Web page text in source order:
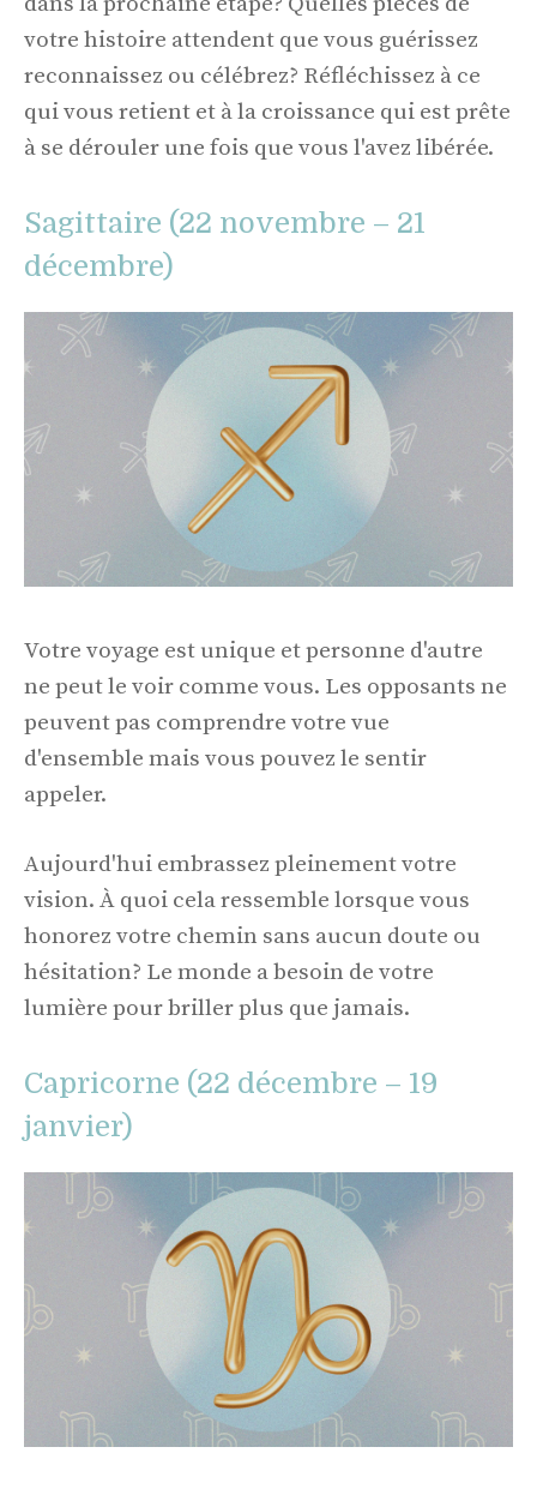
votre histoire attendent que vous guérissez
reconnaissez ou célébrez? Réfléchissez à ce
qui vous retient et à la croissance qui est prête
à se dérouler une fois que vous l'avez libérée.
Sagittaire (22 novembre – 21
décembre)
Votre voyage est unique et personne d'autre
ne peut le voir comme vous. Les opposants ne
peuvent pas comprendre votre vue
d'ensemble mais vous pouvez le sentir
appeler.
Aujourd'hui embrassez pleinement votre
vision. À quoi cela ressemble lorsque vous
honorez votre chemin sans aucun doute ou
hésitation? Le monde a besoin de votre
lumière pour briller plus que jamais.
Capricorne (22 décembre – 19
janvier)